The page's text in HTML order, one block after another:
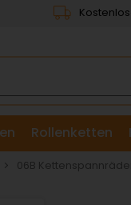
Rollenketten
06B